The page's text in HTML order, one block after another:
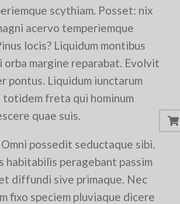
scythiam. Posset: nix
acervo temperiemque
locis? Liquidum montibus
orba margine reparabat. Evolvit
pontus. Liquidum iunctarum
totidem freta qui hominum
quae suis.
possedit seductaque sibi.
habitabilis peragebant passim
diffundi sive primaque. Nec
fixo speciem pluviaque dicere